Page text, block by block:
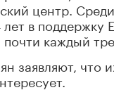
центр.
лет в поддержку
каждый
заявляют, что